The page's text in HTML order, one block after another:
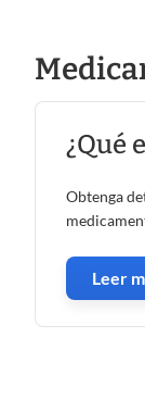
¿Qué
Obtenga
Leer